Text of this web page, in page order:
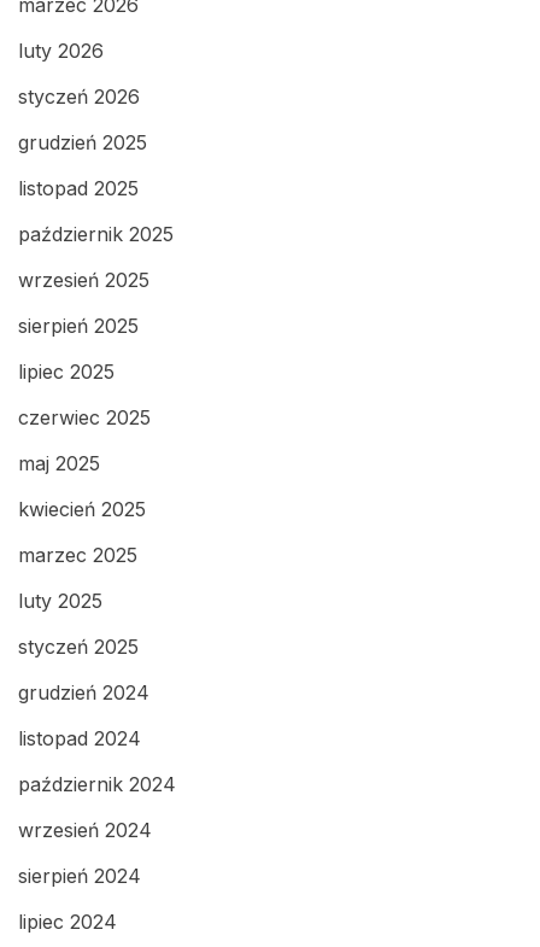
luty 2026
styczeń 2026
grudzień 2025
listopad 2025
październik 2025
wrzesień 2025
sierpień 2025
lipiec 2025
czerwiec 2025
maj 2025
kwiecień 2025
marzec 2025
luty 2025
styczeń 2025
grudzień 2024
listopad 2024
październik 2024
wrzesień 2024
sierpień 2024
lipiec 2024